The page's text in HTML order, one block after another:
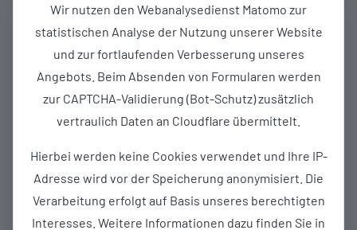
Kategorien personenbezogener Daten“ im Sinne von Art.
9 DSGVO), bezieht sich meine Einwilligung zur
Verwendung der Materialien im vorstehenden Umfang
auch auf diese Angaben.
Ihre Einwilligung ist freiwillig und kann jederzeit in
Textform gegenüber Athleten Deutschland e.V.
deutschland.org oder Brief). Durch den Widerruf der
Einwilligung wird die Rechtmäßigkeit der aufgrund der
Einwilligung bis zum Widerruf erfolgten Verarbeitung
nicht berührt.
Wir nutzen den Webanalysedienst Matomo zur
statistischen Analyse der Nutzung unserer Website
und zur fortlaufenden Verbesserung unseres
Angebots. Beim Absenden von Formularen werden
zur CAPTCHA-Validierung (Bot-Schutz) zusätzlich
vertraulich Daten an Cloudflare übermittelt.
Hierbei werden keine Cookies verwendet und Ihre IP-
Adresse wird vor der Speicherung anonymisiert. Die
Verarbeitung erfolgt auf Basis unseres berechtigten
Interesses. Weitere Informationen dazu finden Sie in